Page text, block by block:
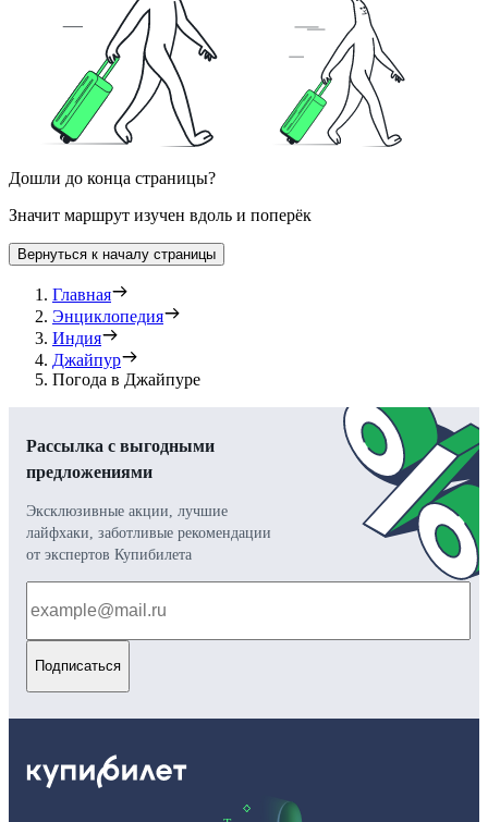
Дошли до конца страницы?
Значит маршрут изучен вдоль и поперёк
Вернуться к началу страницы
Главная
Энциклопедия
Индия
Джайпур
Погода в Джайпуре
Рассылка с выгодными
предложениями
Эксклюзивные акции, лучшие
лайфхаки, заботливые рекомендации
от экспертов Купибилета
Подписаться